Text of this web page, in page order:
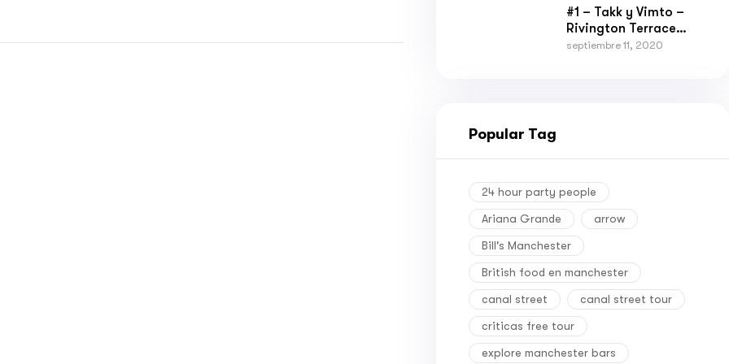
#1 – Takk y Vimto –
Rivington Terrace
Gardens y
septiembre 11, 2020
Popular Tag
24 hour party people
Ariana Grande arrow
Bill's Manchester
British food en manchester
canal street canal street tour
criticas free tour
explore manchester bars